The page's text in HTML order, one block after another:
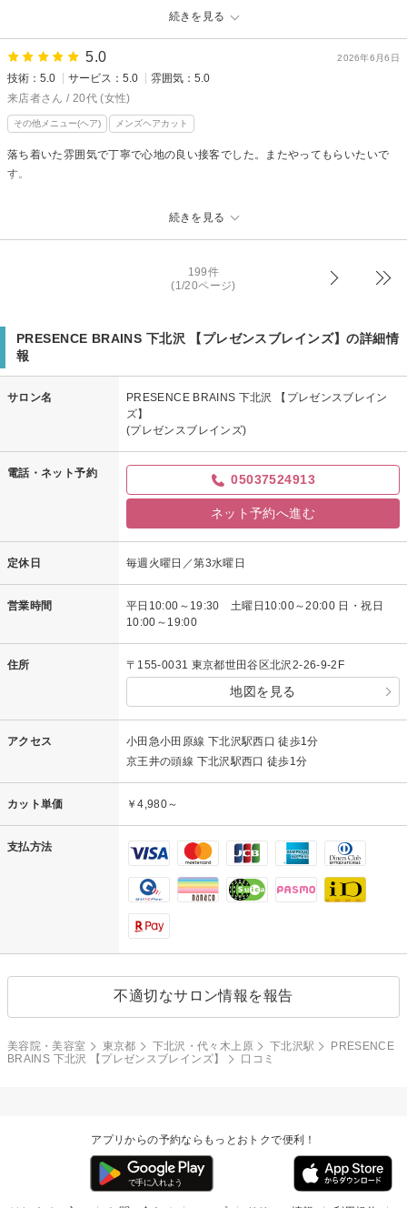
続きを見る
方も教えてくださり、ありがとうございました！
PRESENCE BRAINS 下北沢 【プレゼンスブレインズ】からの
返信
初めてのご来店で大切な髪をお任せいただけたこと、とても嬉しく思いま
す。
ご自宅でのスタイリングもぜひ楽しんでみてくださいね。
2026年6月6日
5.0
技術：5.0 サービス：5.0
雰囲気：5.0
来店者さん / 20代 (女性)
その他メニュー(ヘア) メンズヘアカット
続きを見る
落ち着いた雰囲気で丁寧で心地の良い接客でした。またやってもらいたいで
す。
PRESENCE BRAINS 下北沢 【プレゼンスブレインズ】からの
嬉しい口コミをありがとうございます！
布施利夫
199件
(1/20ページ)
PRESENCE BRAINS 下北沢 【プレゼンスブレインズ】の詳細情
報
サロン名
PRESENCE BRAINS 下北沢 【プレゼンスブレイン
ズ】
(プレゼンスブレインズ)
電話・ネット予約 05037524913
ネット予約へ進む
定休日 毎週火曜日／第3水曜日
営業時間
平日10:00～19:30 土曜日10:00～20:00 日・祝日
10:00～19:00
住所 〒155-0031 東京都世田谷区北沢2-26-9-2F
地図を見る
アクセス
小田急小田原線 下北沢駅西口 徒歩1分
京王井の頭線 下北沢駅西口 徒歩1分
カット単価 ￥4,980～
支払方法
不適切なサロン情報を報告
美容院・美容室 東京都 下北沢・代々木上原 下北沢駅
PRESENCE
BRAINS 下北沢 【プレゼンスブレインズ】
口コミ
アプリからの予約ならもっとおトクで便利！